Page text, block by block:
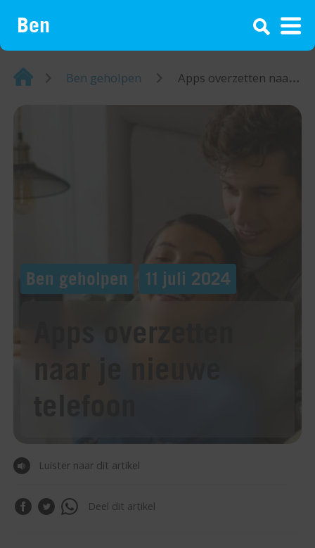
¡
Home Ben geholpen Apps overzetten naar je nieuwe telefoon
Ben geholpen 11 juli 2024
Apps overzetten
Luister naar dit artikel
Deel dit artikel